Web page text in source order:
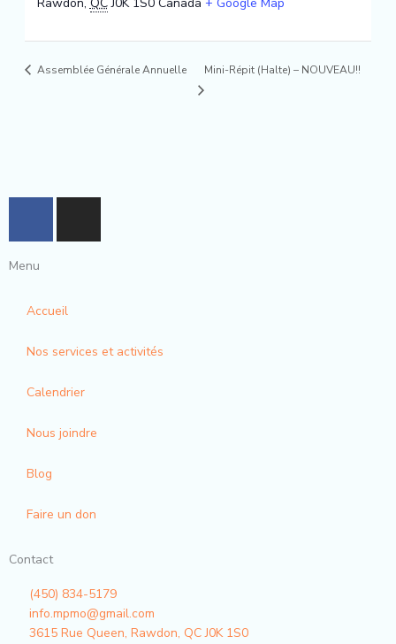
Assemblée Générale Annuelle Mini-Répit (Halte) – NOUVEAU!!
F
c
e
o
o
k
-
f
I
s
r
a
m
Menu
Accueil
Nos services et activités
Calendrier
Nous joindre
Blog
Faire un don
Contact
(450) 834-5179
info.mpmo@gmail.com
3615 Rue Queen, Rawdon, QC J0K 1S0